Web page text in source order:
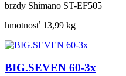
brzdy Shimano ST-EF505
hmotnosť 13,99 kg
BIG.SEVEN 60-3x